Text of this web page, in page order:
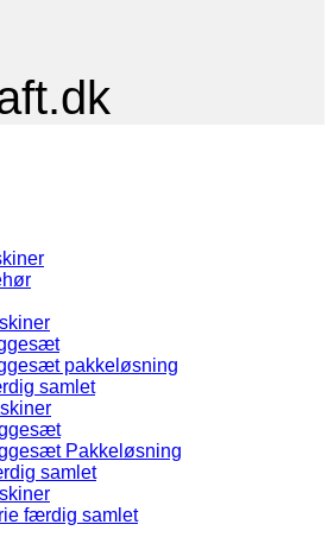
pakkeløsning
samlet
Pakkeløsning
samlet
færdig samlet